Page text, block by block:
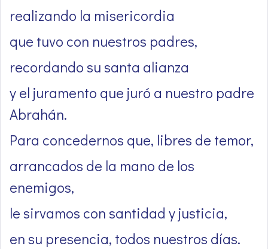
realizando la misericordia
que tuvo con nuestros padres,
recordando su santa alianza
y el juramento que juró a nuestro padre
Abrahán.
Para concedernos que, libres de temor,
arrancados de la mano de los
enemigos,
le sirvamos con santidad y justicia,
en su presencia, todos nuestros días.